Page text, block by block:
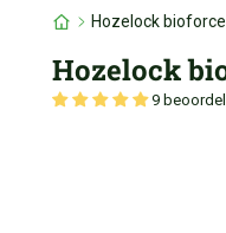
Hozelock
Hozelock
9